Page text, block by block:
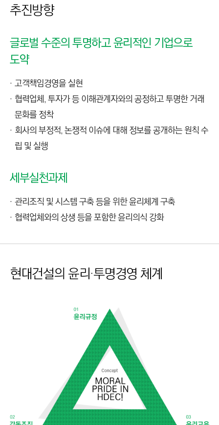
추진방향
글로벌 수준의 투명하고 윤리적인 기업으로
도약
고객책임경영을 실현
협력업체, 투자가 등 이해관계자와의 공정하고 투명한 거래
문화를 정착
회사의 부정적, 논쟁적 이슈에 대해 정보를 공개하는 원칙 수
립 및 실행
세부실천과제
관리조직 및 시스템 구축 등을 위한 윤리체계 구축
협력업체와의 상생 등을 포함한 윤리의식 강화
현대건설의 윤리·투명경영 체계